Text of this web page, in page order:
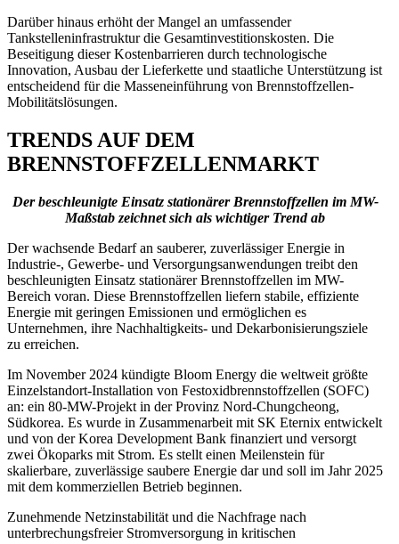
Darüber hinaus erhöht der Mangel an umfassender
Tankstelleninfrastruktur die Gesamtinvestitionskosten. Die
Beseitigung dieser Kostenbarrieren durch technologische
Innovation, Ausbau der Lieferkette und staatliche Unterstützung ist
entscheidend für die Masseneinführung von Brennstoffzellen-
Mobilitätslösungen.
TRENDS AUF DEM
BRENNSTOFFZELLENMARKT
Der beschleunigte Einsatz stationärer Brennstoffzellen im MW-
Maßstab zeichnet sich als wichtiger Trend ab
Der wachsende Bedarf an sauberer, zuverlässiger Energie in
Industrie-, Gewerbe- und Versorgungsanwendungen treibt den
beschleunigten Einsatz stationärer Brennstoffzellen im MW-
Bereich voran. Diese Brennstoffzellen liefern stabile, effiziente
Energie mit geringen Emissionen und ermöglichen es
Unternehmen, ihre Nachhaltigkeits- und Dekarbonisierungsziele
zu erreichen.
Im November 2024 kündigte Bloom Energy die weltweit größte
Einzelstandort-Installation von Festoxidbrennstoffzellen (SOFC)
an: ein 80-MW-Projekt in der Provinz Nord-Chungcheong,
Südkorea. Es wurde in Zusammenarbeit mit SK Eternix entwickelt
und von der Korea Development Bank finanziert und versorgt
zwei Ökoparks mit Strom. Es stellt einen Meilenstein für
skalierbare, zuverlässige saubere Energie dar und soll im Jahr 2025
mit dem kommerziellen Betrieb beginnen.
Zunehmende Netzinstabilität und die Nachfrage nach
unterbrechungsfreier Stromversorgung in kritischen